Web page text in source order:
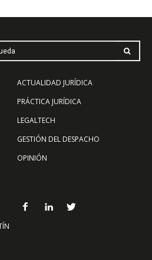
ACTUALIDAD JURÍDICA
PRÁCTICA JURÍDICA
LEGALTECH
GESTIÓN DEL DESPACHO
OPINIÓN